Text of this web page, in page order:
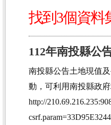
找到3個資料
112年南投縣公
南投縣公告土地現值
動，可利用南投縣政
http://